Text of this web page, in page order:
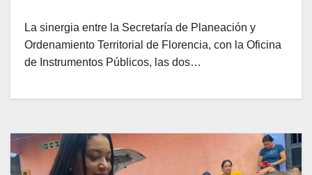
Florencia
La sinergia entre la Secretaría de Planeación y
Ordenamiento Territorial de Florencia, con la Oficina
de Instrumentos Públicos, las dos…